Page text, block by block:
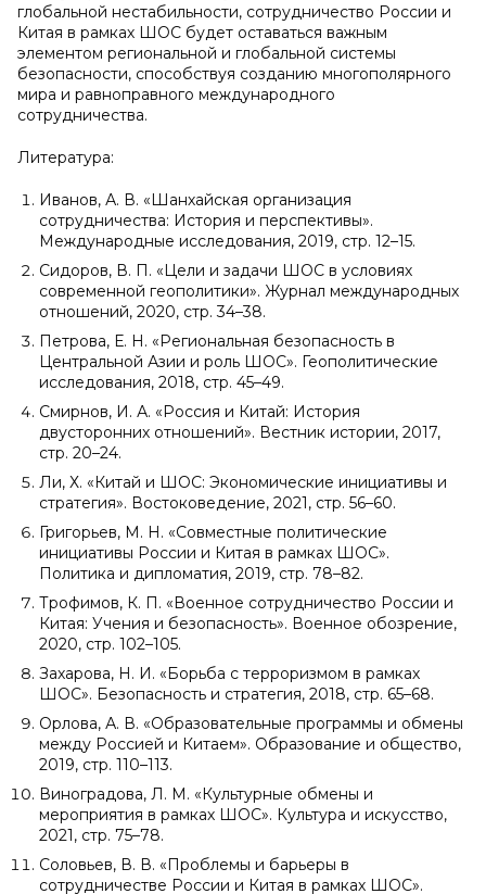
глобальной нестабильности, сотрудничество России и
Китая в рамках ШОС будет оставаться важным
элементом региональной и глобальной системы
безопасности, способствуя созданию многополярного
мира и равноправного международного
сотрудничества.
Литература:
Иванов, А. В. «Шанхайская организация
сотрудничества: История и перспективы».
Международные исследования, 2019, стр. 12–15.
Сидоров, В. П. «Цели и задачи ШОС в условиях
современной геополитики». Журнал международных
отношений, 2020, стр. 34–38.
Петрова, Е. Н. «Региональная безопасность в
Центральной Азии и роль ШОС». Геополитические
исследования, 2018, стр. 45–49.
Смирнов, И. А. «Россия и Китай: История
двусторонних отношений». Вестник истории, 2017,
стр. 20–24.
Ли, Х. «Китай и ШОС: Экономические инициативы и
стратегия». Востоковедение, 2021, стр. 56–60.
Григорьев, М. Н. «Совместные политические
инициативы России и Китая в рамках ШОС».
Политика и дипломатия, 2019, стр. 78–82.
Трофимов, К. П. «Военное сотрудничество России и
Китая: Учения и безопасность». Военное обозрение,
2020, стр. 102–105.
Захарова, Н. И. «Борьба с терроризмом в рамках
ШОС». Безопасность и стратегия, 2018, стр. 65–68.
Орлова, А. В. «Образовательные программы и обмены
между Россией и Китаем». Образование и общество,
2019, стр. 110–113.
Виноградова, Л. М. «Культурные обмены и
мероприятия в рамках ШОС». Культура и искусство,
2021, стр. 75–78.
Соловьев, В. В. «Проблемы и барьеры в
сотрудничестве России и Китая в рамках ШОС».